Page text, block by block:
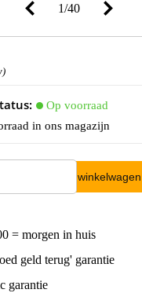
1/40
Op voorraad
in ons magazijn
In winkelwagen
= morgen in huis
geld terug' garantie
garantie